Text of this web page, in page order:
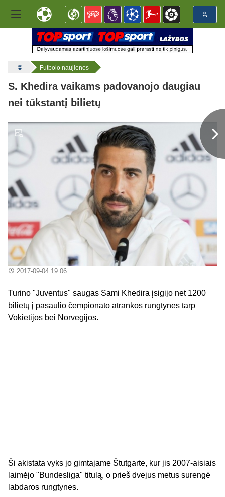
Futbolo naujienos
S. Khedira vaikams padovanojo daugiau
nei tūkstantį bilietų
2017-09-04 19:06
Turino "Juventus" saugas Sami Khedira įsigijo net 1200
bilietų į pasaulio čempionato atrankos rungtynes tarp
Vokietijos bei Norvegijos.
Ši akistata vyks jo gimtajame Štutgarte, kur jis 2007-aisiais
laimėjo "Bundesliga" titulą, o prieš dvejus metus surengė
labdaros rungtynes.